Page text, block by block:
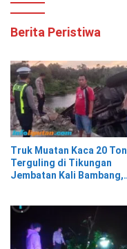
Berita Peristiwa
Truk Muatan Kaca 20 Ton
Terguling di Tikungan
Jembatan Kali Bambang,